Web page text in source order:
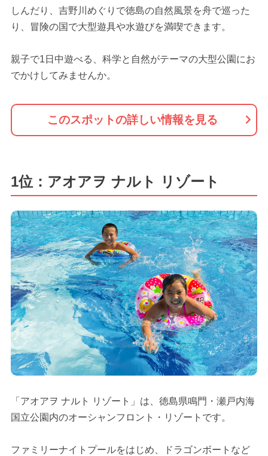
しんだり、吉野川めぐりで徳島の自然風景を舟で巡った
り、冒険の国で大型遊具や水遊びを満喫できます。
親子で1日中遊べる、科学と自然がテーマの大型公園にお
でかけしてみませんか。
このスポットの詳しい情報を見る
1位：アオアヲ ナルト リゾート
「アオアヲ ナルト リゾート」は、徳島県鳴門・瀬戸内海
国立公園内のオーシャンフロント・リゾートです。
ファミリーナイトプールをはじめ、ドラゴンボートなど